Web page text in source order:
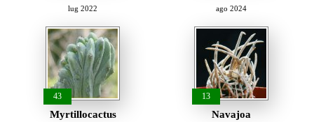
lug 2022 ago 2024
43
Myrtillocactus
13
Navajoa